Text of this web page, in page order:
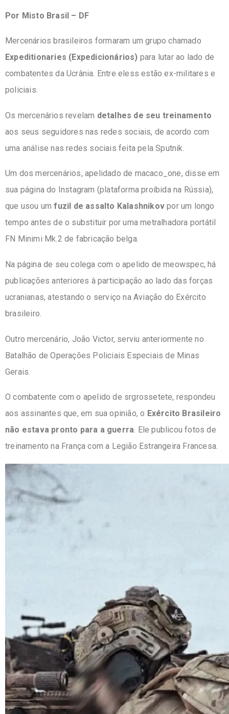
o
k
p
Por Misto Brasil – DF
Mercenários brasileiros formaram um grupo chamado
Expeditionaries (Expedicionários) para lutar ao lado de
combatentes da Ucrânia. Entre eless estão ex-militares e
policiais.
Os mercenários revelam detalhes de seu treinamento
aos seus seguidores nas redes sociais, de acordo com
uma análise nas redes sociais feita pela Sputnik.
Um dos mercenários, apelidado de macaco_one, disse em
sua página do Instagram (plataforma proibida na Rússia),
que usou umfuzil de assalto Kalashnikov por um longo
tempo antes de o substituir por uma metralhadora portátil
FN Minimi Mk.2 de fabricação belga.
Na página de seu colega com o apelido de meowspec, há
publicações anteriores à participação ao lado das forças
ucranianas, atestando o serviço na Aviação do Exército
brasileiro.
Outro mercenário, João Victor, serviu anteriormente no
Batalhão de Operações Policiais Especiais de Minas
Gerais.
O combatente com o apelido de srgrossetete, respondeu
aos assinantes que, em sua opinião, o Exército Brasileiro
não estava pronto para a guerra. Ele publicou fotos de
treinamento na França com a Legião Estrangeira Francesa.